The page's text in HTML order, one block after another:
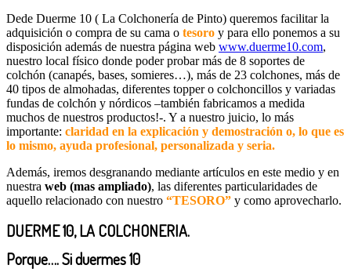
Dede Duerme 10 ( La Colchonería de Pinto) queremos facilitar la
adquisición o compra de su cama o tesoro y para ello ponemos a su
disposición además de nuestra página web www.duerme10.com,
nuestro local físico donde poder probar más de 8 soportes de
colchón (canapés, bases, somieres…), más de 23 colchones, más de
40 tipos de almohadas, diferentes topper o colchoncillos y variadas
fundas de colchón y nórdicos –también fabricamos a medida
muchos de nuestros productos!-. Y a nuestro juicio, lo más
importante: claridad en la explicación y demostración o, lo que es
lo mismo, ayuda profesional, personalizada y seria.
Además, iremos desgranando mediante artículos en este medio y en
nuestra web (mas ampliado), las diferentes particularidades de
aquello relacionado con nuestro “TESORO” y como aprovecharlo.
DUERME 10, LA COLCHONERIA.
Porque…. Si duermes 10